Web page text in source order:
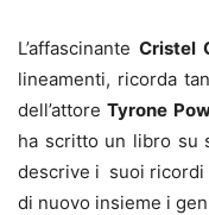
L’affascinante Cristel
lineamenti, ricorda
dell’attoreTyrone
ha scritto un libro su
descrive i suoi ricordi
di nuovo insieme i